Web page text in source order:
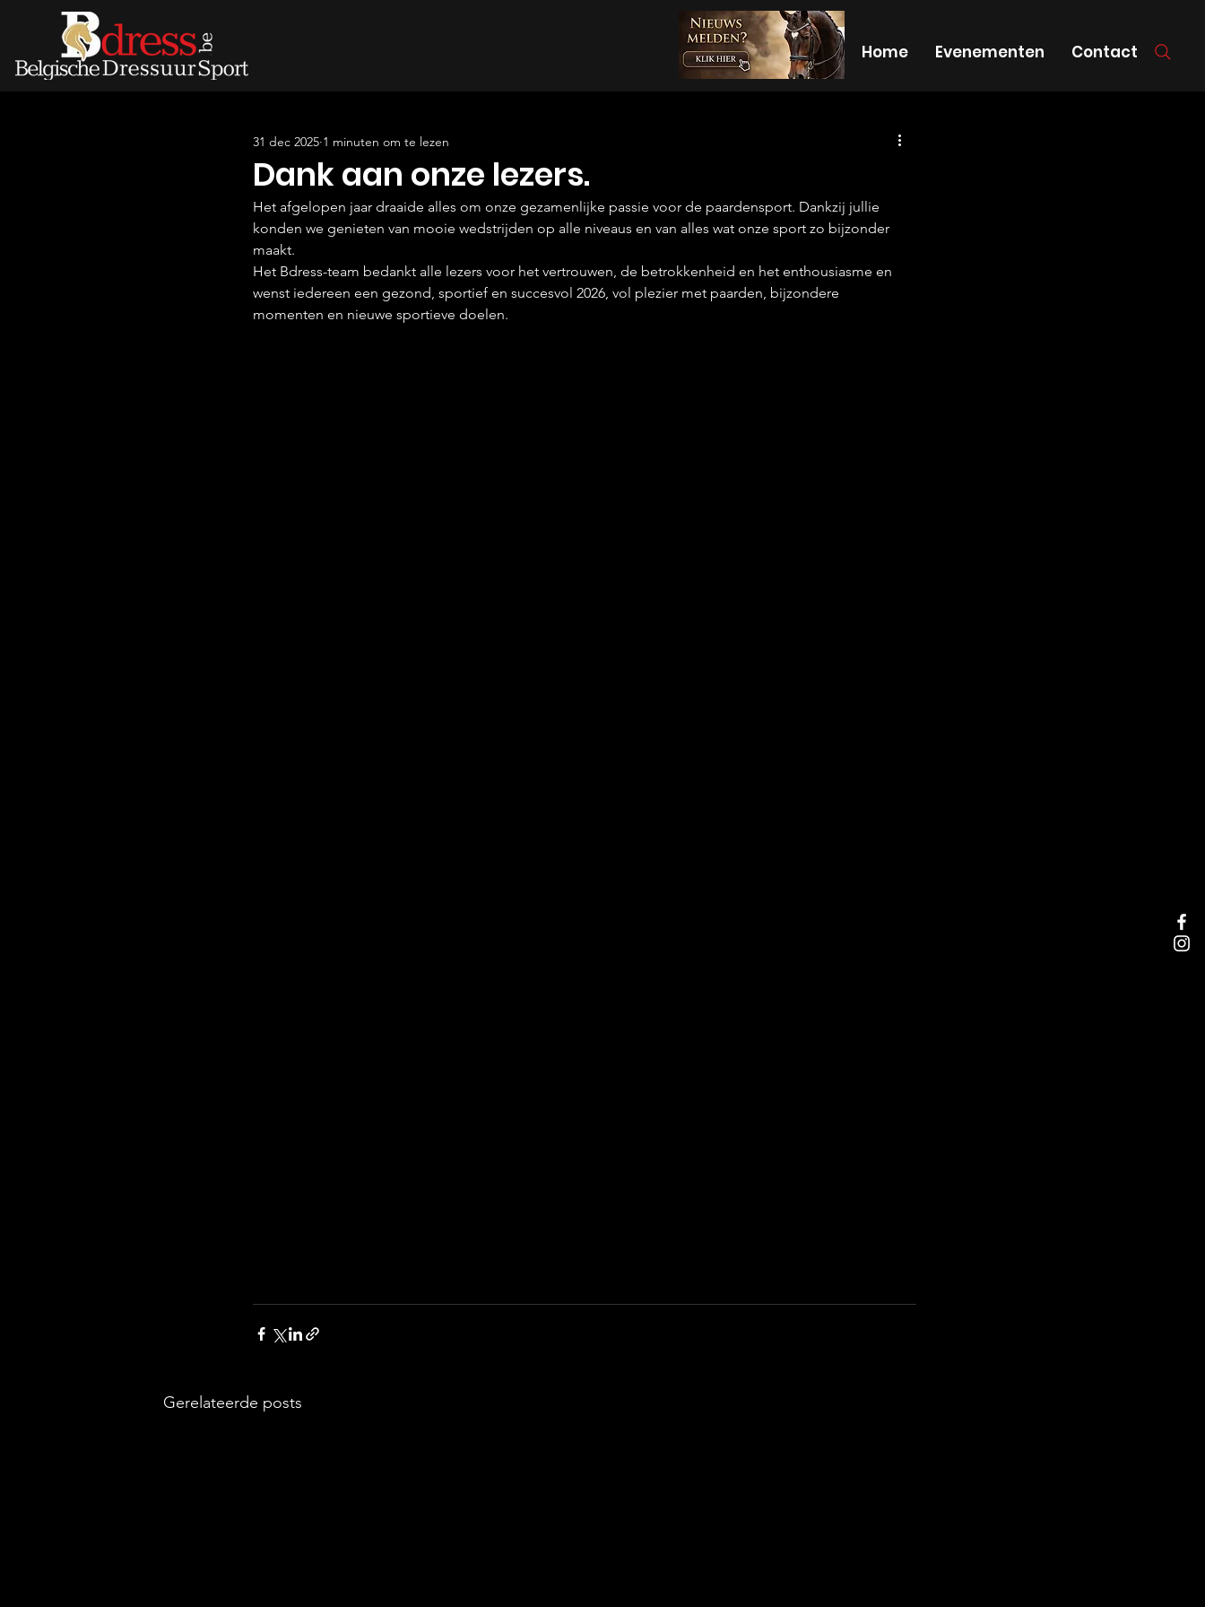
Home Evenementen Contact
Dank aan onze lezers.
31 dec 2025 1 minuten om te lezen
Het afgelopen jaar draaide alles om onze gezamenlijke passie voor de paardensport. Dankzij jullie
konden we genieten van mooie wedstrijden op alle niveaus en van alles wat onze sport zo bijzonder
maakt.
Het Bdress-team bedankt alle lezers voor het vertrouwen, de betrokkenheid en het enthousiasme en
wenst iedereen een gezond, sportief en succesvol 2026, vol plezier met paarden, bijzondere
momenten en nieuwe sportieve doelen.
Gerelateerde posts